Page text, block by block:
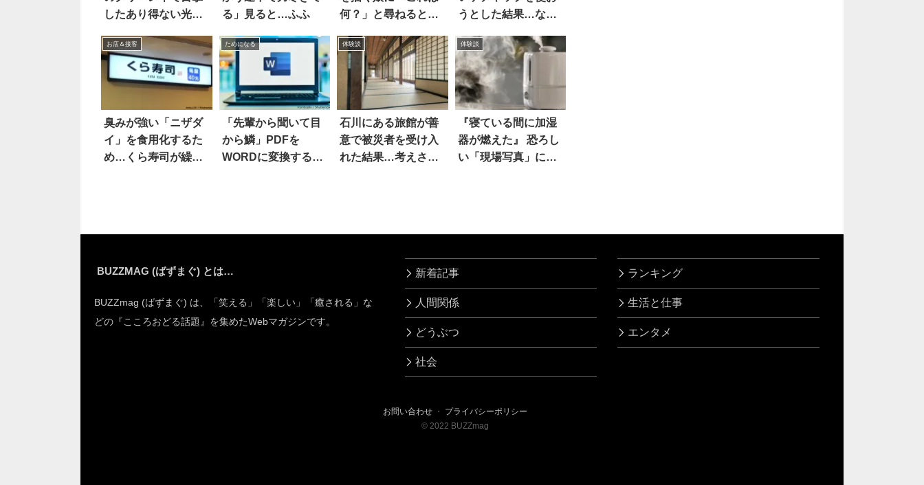
したあり得ない光景
る」見ると…ふふ
何？」と尋ねると…
うとした結果…なん
お店＆接客
臭みが強い「ニザダ
イ」を食用化するた
め…くら寿司が繰り
ためになる
「先輩から聞いて目
から鱗」PDFを
WORDに変換する際
体験談
石川にある旅館が善
意で被災者を受け入
れた結果…考えさせ
体験談
『寝ている間に加湿
器が燃えた』 恐ろし
い「現場写真」に震
BUZZMAG (ばずまぐ) とは…
BUZZmag (ばずまぐ) は、「笑える」「楽しい」「癒される」な
どの『こころおどる話題』を集めたWebマガジンです。
新着記事
人間関係
どうぶつ
社会
ランキング
生活と仕事
エンタメ
お問い合わせ ・ プライバシーポリシー
© 2022 BUZZmag